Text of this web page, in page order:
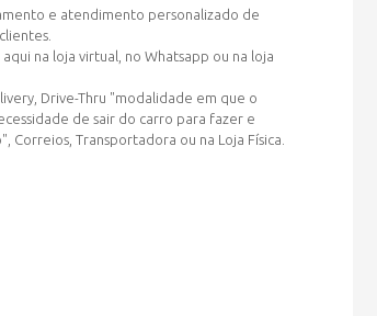
e atendimento personalizado de
na loja virtual, no Whatsapp ou na loja
Drive-Thru "modalidade em que o
de sair do carro para fazer e
Correios, Transportadora ou na Loja Física.